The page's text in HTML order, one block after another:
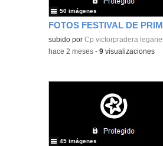
Contenido educativo.
subido porCp victorpradera
50 imágenes
-hace 2 meses -9 visualizaciones
45 imágenes